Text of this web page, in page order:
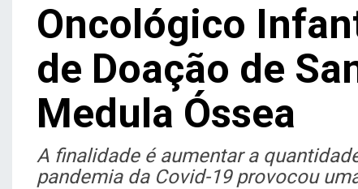
Oncológico
de Doação de
Medula Óssea
A finalidade é aumentar a
pandemia da Covid-19 provocou